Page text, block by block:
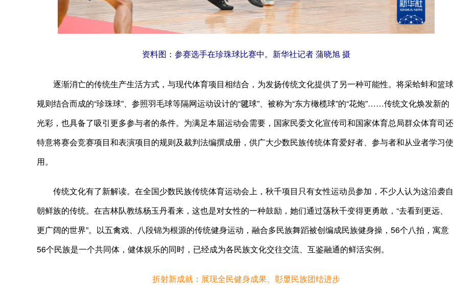
资料图：参赛选手在珍珠球比赛中。新华社记者 蒲晓旭 摄
逐渐消亡的传统生产生活方式，与现代体育项目相结合，为发扬传统文化提供了另一种可能性。将采蛤蚌和篮球
规则结合而成的“珍珠球”、参照羽毛球等隔网运动设计的“毽球”、被称为“东方橄榄球”的“花炮”……传统文化焕发新的
光彩，也具备了吸引更多参与者的条件。为满足本届运动会需要，国家民委文化宣传司和国家体育总局群众体育司还
特意将赛会竞赛项目和表演项目的规则及裁判法编撰成册，供广大少数民族传统体育爱好者、参与者和从业者学习使
用。
传统文化有了新解读。在全国少数民族传统体育运动会上，秋千项目只有女性运动员参加，不少人认为这沿袭自
朝鲜族的传统。在吉林队教练杨玉丹看来，这也是对女性的一种鼓励，她们通过荡秋千变得更勇敢，“去看到更远、
更广阔的世界”。以五禽戏、八段锦为根源的传统健身运动，融合多民族舞蹈被创编成民族健身操，56个八拍，寓意
56个民族是一个共同体，健体娱乐的同时，已经成为各民族文化交往交流、互鉴融通的鲜活实例。
折射新成就：展现全民健身成果、彰显民族团结进步